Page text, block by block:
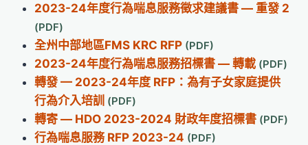
2023-24年度行為喘息服務徵求建議書 — 重發 2
全州中部地區FMS KRC RFP
2023-24年度行為喘息服務招標書 — 轉載
轉發 — 2023-24年度 RFP：為有子女家庭提供
行為介入培訓
轉寄 — HDO 2023-2024 財政年度招標書
行為喘息服務 RFP 2023-24